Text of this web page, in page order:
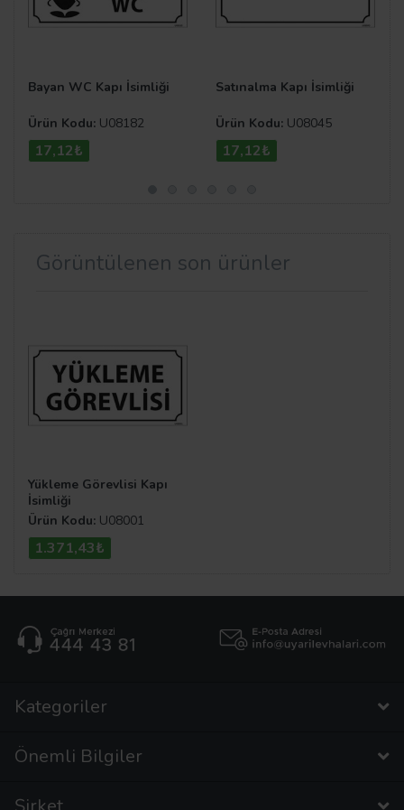
Bayan WC Kapı İsimliği
Ürün Kodu: U08182
17,12₺
Satınalma Kapı İsimliği
Ürün Kodu: U08045
17,12₺
Görüntülenen son ürünler
Yükleme Görevlisi Kapı
İsimliği
Ürün Kodu: U08001
1.371,43₺
Kategoriler
Önemli Bilgiler